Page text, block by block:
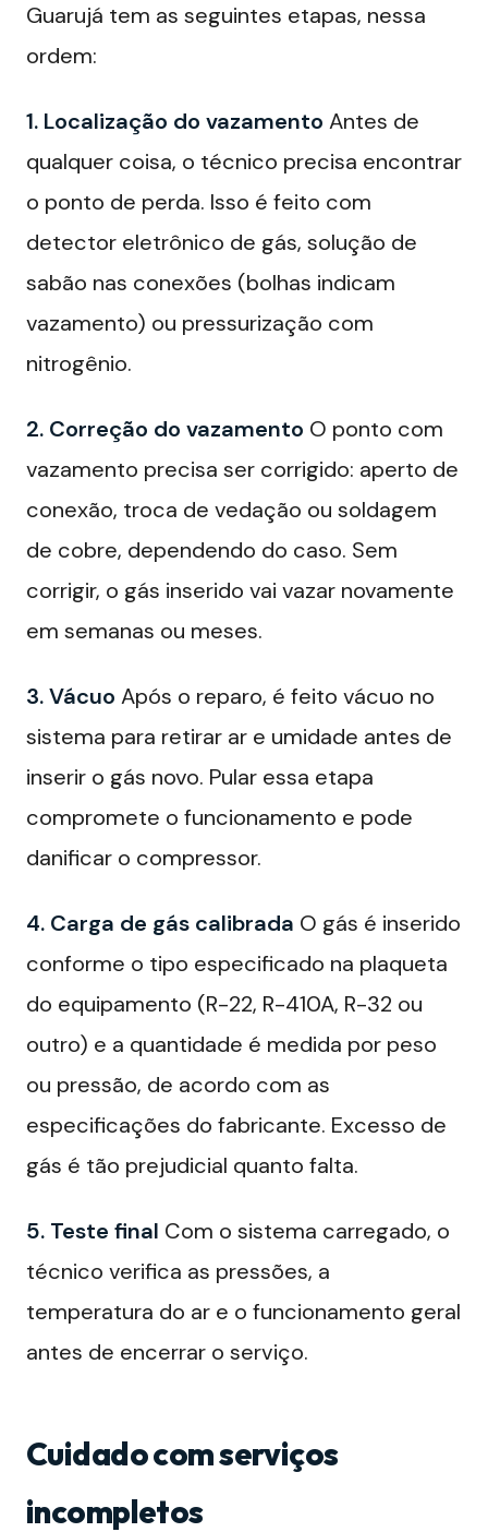
Guarujá tem as seguintes etapas, nessa
ordem:
1. Localização do vazamento Antes de
qualquer coisa, o técnico precisa encontrar
o ponto de perda. Isso é feito com
detector eletrônico de gás, solução de
sabão nas conexões (bolhas indicam
vazamento) ou pressurização com
nitrogênio.
2. Correção do vazamento O ponto com
vazamento precisa ser corrigido: aperto de
conexão, troca de vedação ou soldagem
de cobre, dependendo do caso. Sem
corrigir, o gás inserido vai vazar novamente
em semanas ou meses.
3. Vácuo Após o reparo, é feito vácuo no
sistema para retirar ar e umidade antes de
inserir o gás novo. Pular essa etapa
compromete o funcionamento e pode
danificar o compressor.
4. Carga de gás calibrada O gás é inserido
conforme o tipo especificado na plaqueta
do equipamento (R-22, R-410A, R-32 ou
outro) e a quantidade é medida por peso
ou pressão, de acordo com as
especificações do fabricante. Excesso de
gás é tão prejudicial quanto falta.
5. Teste final Com o sistema carregado, o
técnico verifica as pressões, a
temperatura do ar e o funcionamento geral
antes de encerrar o serviço.
Cuidado com serviços
incompletos